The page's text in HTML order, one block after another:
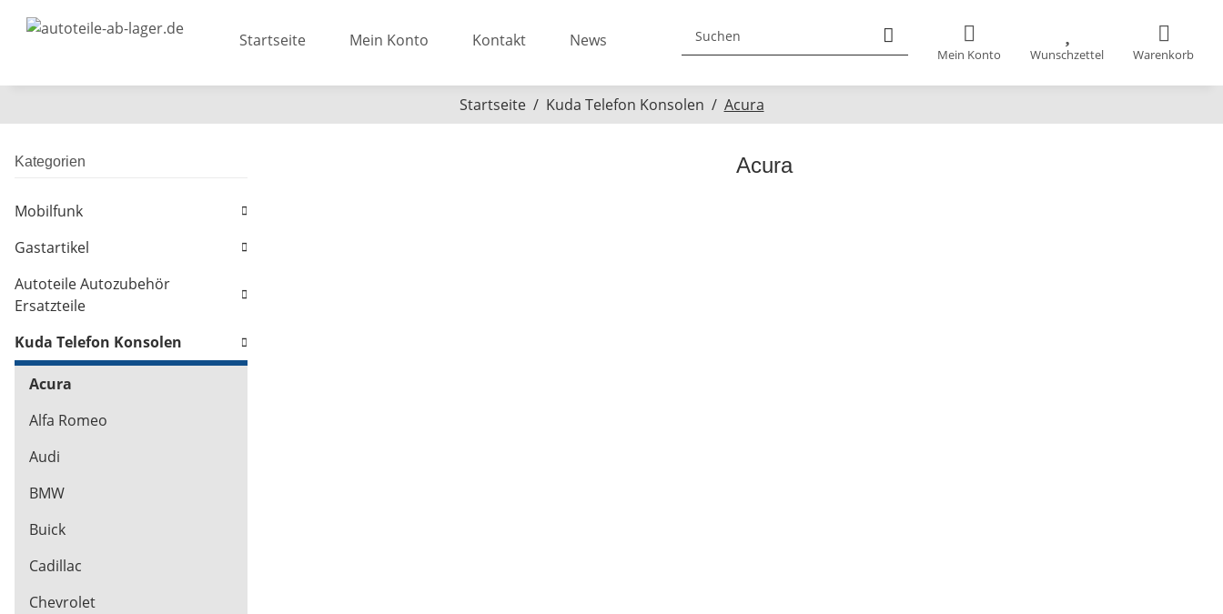
Mein Konto Wunschzettel Warenkorb
Startseite Mein Konto Kontakt News
Startseite Kuda Telefon Konsolen Acura
Acura
Kategorien
Mobilfunk
Gastartikel
Autoteile Autozubehör
Ersatzteile
Kuda Telefon Konsolen
Acura
Alfa Romeo
Audi
BMW
Buick
Cadillac
Chevrolet